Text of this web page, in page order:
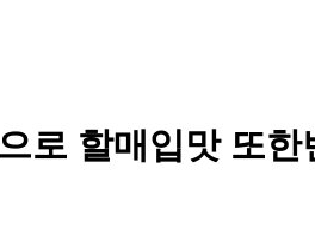
로 할매입맛 또